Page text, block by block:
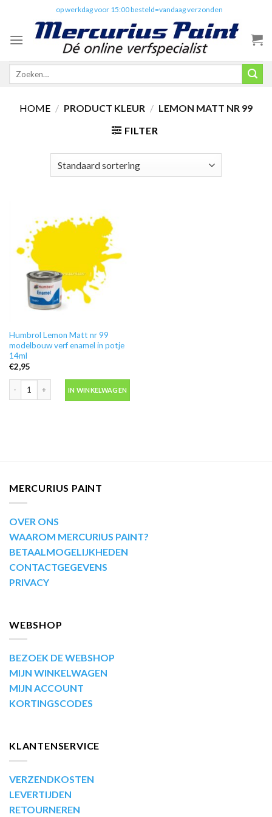
content
op werkdag voor 15:00 besteld=vandaag verzonden
Zoeken
HOME / PRODUCT KLEUR / LEMON MATT NR 99
FILTER
Humbrol Lemon Matt nr 99
modelbouw verf enamel in potje
14ml
€2,95
IN WINKELWAGEN
MERCURIUS PAINT
OVER ONS
WAAROM MERCURIUS PAINT?
BETAALMOGELIJKHEDEN
CONTACTGEGEVENS
PRIVACY
WEBSHOP
BEZOEK DE WEBSHOP
MIJN WINKELWAGEN
MIJN ACCOUNT
KORTINGSCODES
KLANTENSERVICE
VERZENDKOSTEN
LEVERTIJDEN
RETOURNEREN